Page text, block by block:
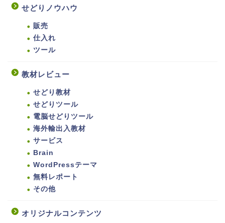
せどりノウハウ
販売
仕入れ
ツール
教材レビュー
せどり教材
せどりツール
電脳せどりツール
海外輸出入教材
サービス
Brain
WordPressテーマ
無料レポート
その他
オリジナルコンテンツ